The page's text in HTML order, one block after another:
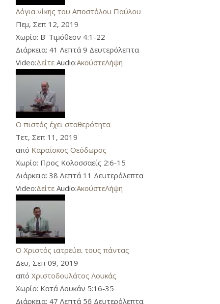
Λόγια νίκης του Αποστόλου Παύλου
Πεμ, Σεπ 12, 2019
Χωρίο: Β' Τιμόθεον 4:1-22
Διάρκεια: 41 Λεπτά 9 Δευτερόλεπτα
Video:Δείτε Audio:ΑκούστεΛήψη
Ο πιστός έχει σταθερότητα
Τετ, Σεπ 11, 2019
από Καραΐσκος Θεόδωρος
Χωρίο: Προς Κολοσσαείς 2:6-15
Διάρκεια: 38 Λεπτά 11 Δευτερόλεπτα
Video:Δείτε Audio:ΑκούστεΛήψη
Ο Χριστός ιατρεύει τους πάντας
Δευ, Σεπ 09, 2019
από Χριστοδουλάτος Λουκάς
Χωρίο: Κατά Λουκάν 5:16-35
Διάρκεια: 47 Λεπτά 56 Δευτερόλεπτα